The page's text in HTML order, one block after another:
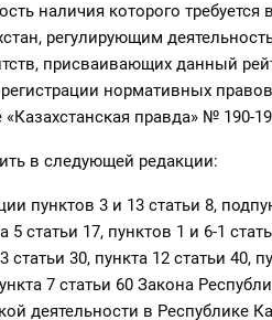
наличия которого
регулирующим
присваивающих данный
регистрации нормативных
«Казахстанская правда» №
в следующей редакции:
пунктов 3 и 13 статьи 8,
5 статьи 17, пунктов 1 и 6-1
статьи 30, пункта 12 статьи 40,
7 статьи 60 Закона
деятельности в Республике